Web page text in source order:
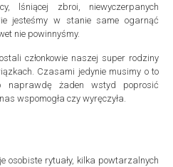
lśniącej zbroi, niewyczerpanych
jesteśmy w stanie same ogarnąć
nie powinnyśmy.
członkowie naszej super rodziny
Czasami jedynie musimy o to
naprawdę żaden wstyd poprosić
wspomogła czy wyręczyła.
osobiste rytuały, kilka powtarzalnych